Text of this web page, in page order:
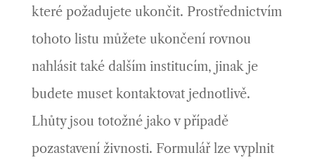
které požadujete ukončit. Prostřednictvím
tohoto listu můžete ukončení rovnou
nahlásit také dalším institucím, jinak je
budete muset kontaktovat jednotlivě.
Lhůty jsou totožné jako v případě
pozastavení živnosti. Formulář lze vyplnit